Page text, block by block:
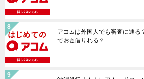
アコムは外国人でも審査に通る
でお金借りれる？